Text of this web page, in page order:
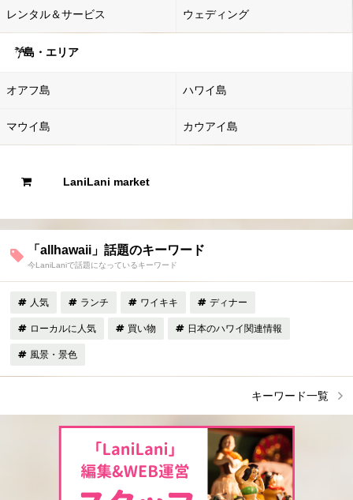
レンタル＆サービス ウェディング
島・エリア
オアフ島 ハワイ島
マウイ島 カウアイ島
LaniLani market
「allhawaii」話題のキーワード
今LaniLaniで話題になっているキーワード
人気 ランチ ワイキキ ディナー
ローカルに人気 買い物 日本のハワイ関連情報
風景・景色
キーワード一覧